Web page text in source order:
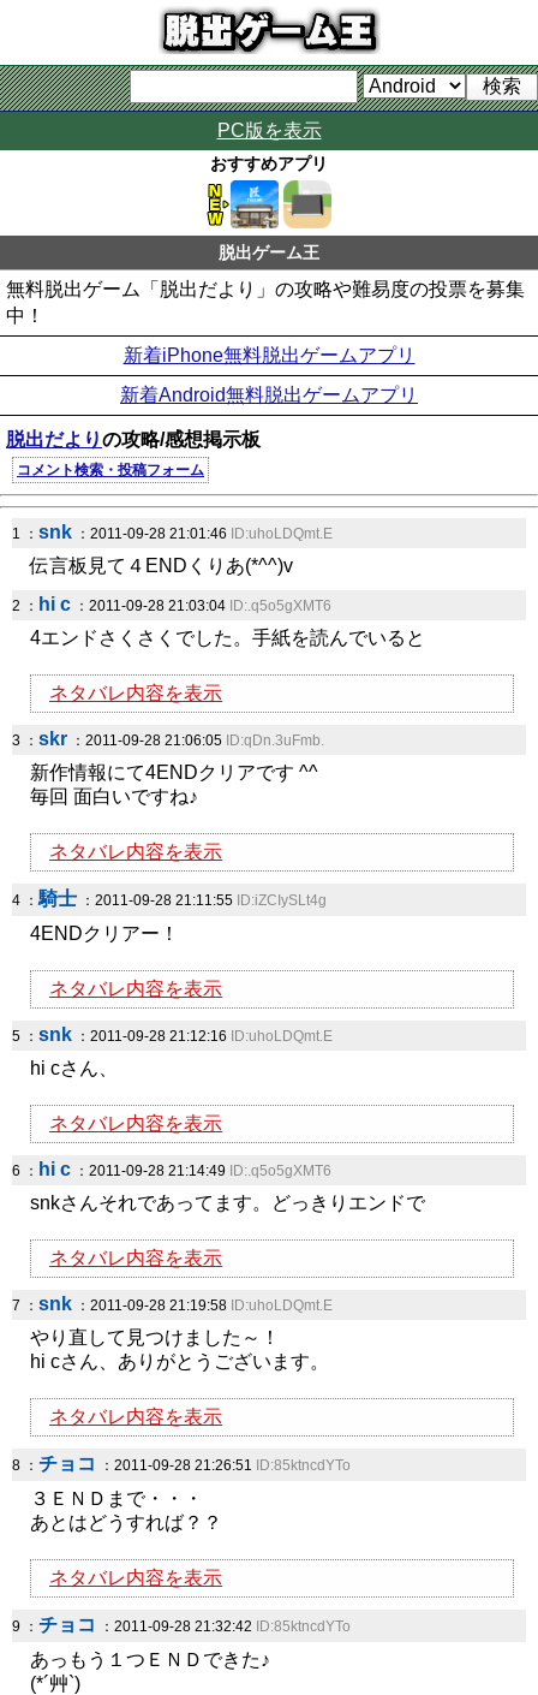
PC版を表示
おすすめアプリ
脱出ゲーム王
無料脱出ゲーム「脱出だより」の攻略や難易度の投票を募集
中！
新着iPhone無料脱出ゲームアプリ
新着Android無料脱出ゲームアプリ
脱出だよりの攻略/感想掲示板
コメント検索・投稿フォーム
1 ： snk ：2011-09-28 21:01:46 ID:uhoLDQmt.E
伝言板見て４ENDくりあ(*^^)v
2 ： hi c ：2011-09-28 21:03:04 ID:.q5o5gXMT6
4エンドさくさくでした。手紙を読んでいると
ネタバレ内容を表示
3 ： skr ：2011-09-28 21:06:05 ID:qDn.3uFmb.
新作情報にて4ENDクリアです ^^
毎回 面白いですね♪
ネタバレ内容を表示
4 ：騎士 ：2011-09-28 21:11:55 ID:iZCIySLt4g
4ENDクリアー！
ネタバレ内容を表示
5 ： snk ：2011-09-28 21:12:16 ID:uhoLDQmt.E
hi cさん、
ネタバレ内容を表示
6 ： hi c ：2011-09-28 21:14:49 ID:.q5o5gXMT6
snkさんそれであってます。どっきりエンドで
ネタバレ内容を表示
7 ： snk ：2011-09-28 21:19:58 ID:uhoLDQmt.E
やり直して見つけました～！
hi cさん、ありがとうございます。
ネタバレ内容を表示
8 ： チョコ ：2011-09-28 21:26:51 ID:85ktncdYTo
３ＥＮＤまで・・・
あとはどうすれば？？
ネタバレ内容を表示
9 ： チョコ ：2011-09-28 21:32:42 ID:85ktncdYTo
あっもう１つＥＮＤできた♪
(*´艸`)